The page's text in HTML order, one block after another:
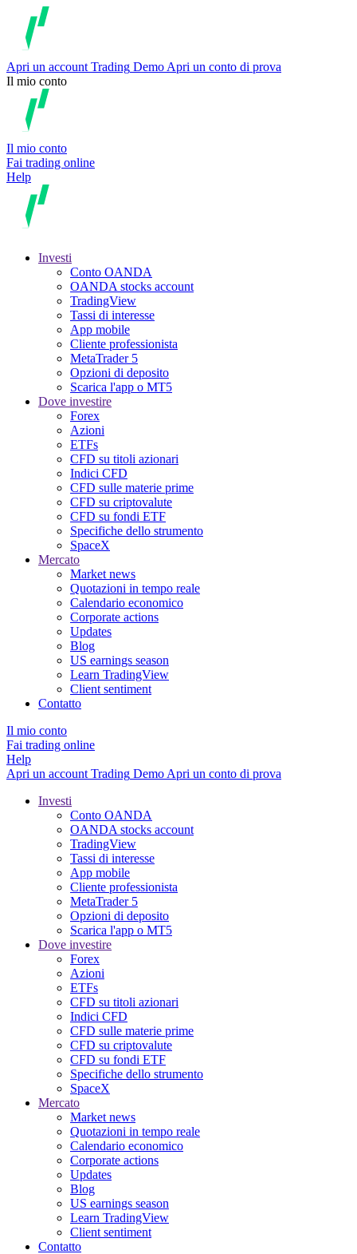
Apri un account Trading Demo Apri un conto di prova
Il mio conto
Il mio conto
Fai trading online
Help
Investi
Conto OANDA
OANDA stocks account
TradingView
Tassi di interesse
App mobile
Cliente professionista
MetaTrader 5
Opzioni di deposito
Scarica l'app o MT5
Dove investire
Forex
Azioni
ETFs
CFD su titoli azionari
Indici CFD
CFD sulle materie prime
CFD su criptovalute
CFD su fondi ETF
Specifiche dello strumento
SpaceX
Mercato
Market news
Quotazioni in tempo reale
Calendario economico
Corporate actions
Updates
Blog
US earnings season
Learn TradingView
Client sentiment
Contatto
Il mio conto
Fai trading online
Help
Apri un account Trading Demo Apri un conto di prova
Investi
Conto OANDA
OANDA stocks account
TradingView
Tassi di interesse
App mobile
Cliente professionista
MetaTrader 5
Opzioni di deposito
Scarica l'app o MT5
Dove investire
Forex
Azioni
ETFs
CFD su titoli azionari
Indici CFD
CFD sulle materie prime
CFD su criptovalute
CFD su fondi ETF
Specifiche dello strumento
SpaceX
Mercato
Market news
Quotazioni in tempo reale
Calendario economico
Corporate actions
Updates
Blog
US earnings season
Learn TradingView
Client sentiment
Contatto